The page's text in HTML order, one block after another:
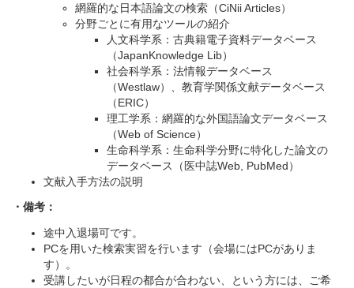
網羅的な日本語論文の検索（CiNii Articles）
分野ごとに有用なツールの紹介
人文科学系：古典籍電子資料データベース
（JapanKnowledge Lib）
社会科学系：法情報データベース
（Westlaw）、教育学関係文献データベース
（ERIC）
理工学系：網羅的な外国語論文データベース
（Web of Science）
生命科学系：生命科学分野に特化した論文の
データベース（医中誌Web, PubMed）
文献入手方法の説明
・備考：
途中入退場可です。
PCを用いた検索実習を行います（会場にはPCがありま
す）。
受講したいが日程の都合が合わない、という方には、ご希